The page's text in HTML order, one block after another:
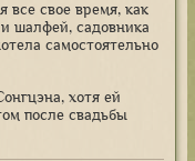
все свое время, как
шалфей, садовника
самостоятельно
хотя ей
после свадьбы